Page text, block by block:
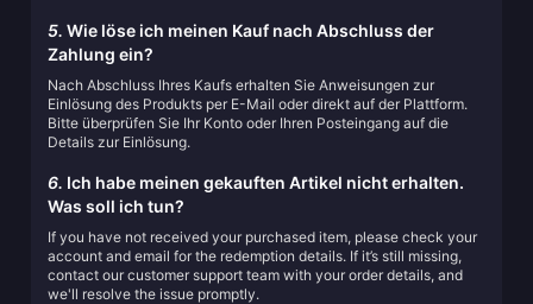
5. Wie löse ich meinen Kauf nach Abschluss der
Zahlung ein?
Nach Abschluss Ihres Kaufs erhalten Sie Anweisungen zur
Einlösung des Produkts per E-Mail oder direkt auf der Plattform.
Bitte überprüfen Sie Ihr Konto oder Ihren Posteingang auf die
Details zur Einlösung.
6. Ich habe meinen gekauften Artikel nicht erhalten.
Was soll ich tun?
If you have not received your purchased item, please check your
account and email for the redemption details. If it’s still missing,
contact our customer support team with your order details, and
we'll resolve the issue promptly.